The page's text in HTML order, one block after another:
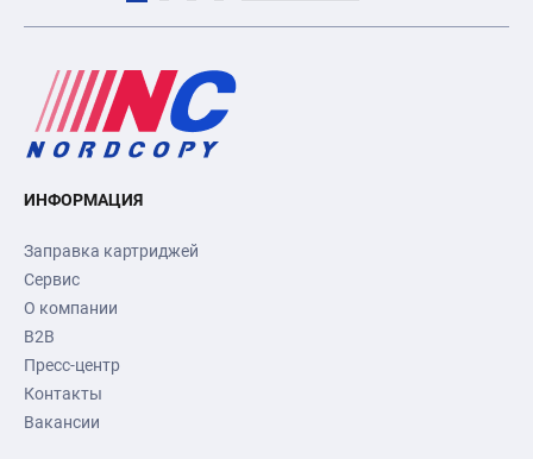
ИНФОРМАЦИЯ
Заправка картриджей
Сервис
О компании
B2B
Пресс-центр
Контакты
Вакансии